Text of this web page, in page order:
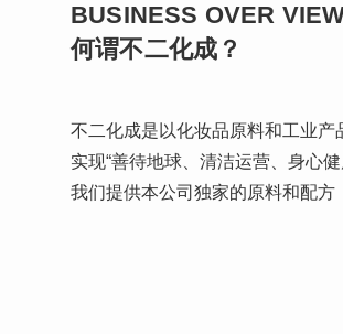
BUSINESS OVER
何谓不二化成？
不二化成是以化妆品原料和工业产
实现“善待地球、清洁运营、身心健
我们提供本公司独家的原料和配方